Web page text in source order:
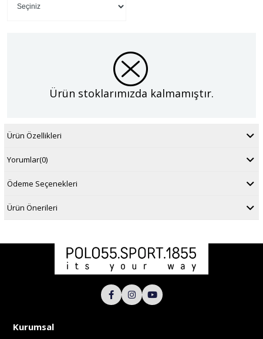
Ürün stoklarımızda kalmamıştır.
Ürün Özellikleri
Yorumlar(0)
Ödeme Seçenekleri
Ürün Önerileri
Kurumsal